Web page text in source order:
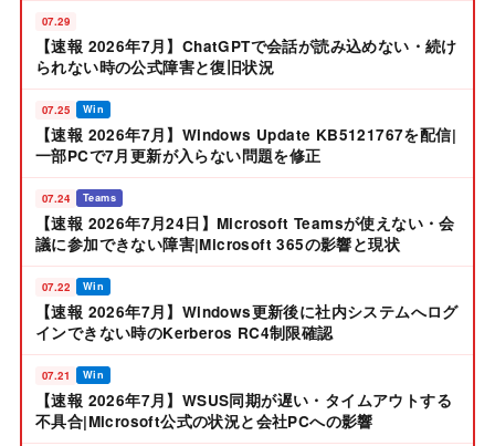
07.29
【速報 2026年7月】ChatGPTで会話が読み込めない・続け
られない時の公式障害と復旧状況
07.25 Win
【速報 2026年7月】Windows Update KB5121767を配信|
一部PCで7月更新が入らない問題を修正
07.24 Teams
【速報 2026年7月24日】Microsoft Teamsが使えない・会
議に参加できない障害|Microsoft 365の影響と現状
07.22 Win
【速報 2026年7月】Windows更新後に社内システムへログ
インできない時のKerberos RC4制限確認
07.21 Win
【速報 2026年7月】WSUS同期が遅い・タイムアウトする
不具合|Microsoft公式の状況と会社PCへの影響